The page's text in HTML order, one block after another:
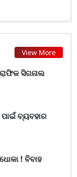
View More
ସିଗନାଲ
ବ୍ୟବହାର
! ବିବାହ